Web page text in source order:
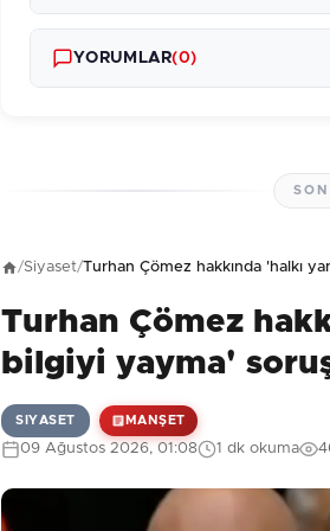
Güvenlik Sorusu: 4 + 9 = ?
YORUMLAR(0)
/Siyaset/Turhan Çömez hakkında 'halkı
Turhan Çömez
bilgiyi yayma'
SIYASET MANŞET
09 Ağustos 2026, 01:08 1 dk okuma